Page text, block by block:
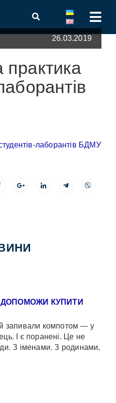
26.03.2019
ДОПОМОЖИ КУПИТИ
запивали компотом — у
І є поранені. Це не
З іменами. З родинами,